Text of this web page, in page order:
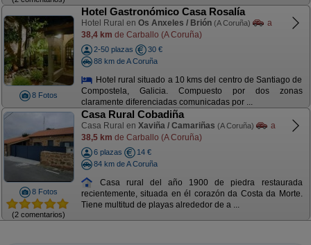
8 Fotos
Hotel Gastronómico Casa Rosalía
Hotel Rural en Os Anxeles / Brión (A Coruña)
a
38,4 km de Carballo (A Coruña)
2-50 plazas
30 €
88 km de A Coruña
Hotel rural situado a 10 kms del centro de Santiago de
Compostela, Galicia. Compuesto por dos zonas
claramente diferenciadas comunicadas por ...
8 Fotos
(2 comentarios)
Casa Rural Cobadiña
Casa Rural en Xaviña / Camariñas (A Coruña)
a
38,5 km de Carballo (A Coruña)
6 plazas
14 €
84 km de A Coruña
Casa rural del año 1900 de piedra restaurada
recientemente, situada en él corazón da Costa da Morte.
Tiene multitud de playas alrededor de a ...